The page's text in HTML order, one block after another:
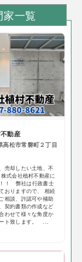
家一覧
動産
高松市常磐町２丁目
売却したい土地、不
式会社植村不動産に
！ 弊社は行政書士
おりますので、 相続
相談、許認可や補助
契約書類の作成など
わせて様々な角度か
ト致します。 ...